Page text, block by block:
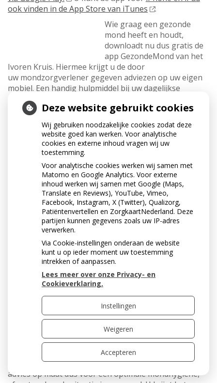
ook vinden in de App Store van iTunes
.
Wie graag een gezonde
mond heeft en houdt,
downloadt nu dus gratis de
app GezondeMond van het
Ivoren Kruis. Hiermee krijgt u de door
uw mondzorgverlener gegeven adviezen op uw eigen
mobiel. Een handig hulpmiddel bij uw dagelijkse
mondhygiëne.
Praktische instructies en adviezen
De applicatie toont praktische instructies voor
elektrisch en handmatig tandenpoetsen, het reinigen
tussen de tanden en kiezen en het gebruik van
mondspoelmiddelen. Bovendien geeft de app de juiste
voedingsadviezen om de mond gezond te houden. Een
handige poetstimer helpt u twee minuten en dus lang
genoeg te poetsen.
De applicatie toont praktische instructies voor
elektrisch en handmatig tandenpoetsen, het reinigen
tussen de tanden en kiezen en het gebruik van
mondspoelmiddelen. Bovendien geeft de app de juiste
voedingsadviezen om de mond gezond te houden. Een
handige poetstimer helpt u twee minuten en dus lang
genoeg te poetsen.
App GezondeMond gratis voor iedereen
Iedereen kan de app gratis downloaden via Google Play
en de App Store. Geïnteresseerden zoeken naar
GezondeMond. Wie zijn tandarts of mondhygiënist
heeft bezocht, krijgt een persoonlijke adviescode mee
met de methoden die het meest geschikt zijn uw mond
en gebit gezond te houden of gezond te maken. Een
advies op maat dus voor een optimale mondhygiëne,
Deze website gebruikt cookies
Wij gebruiken noodzakelijke cookies zodat deze
website goed kan werken. Voor analytische
cookies en externe inhoud vragen wij uw
toestemming.
Voor analytische cookies werken wij samen met
Matomo en Google Analytics. Voor externe
inhoud werken wij samen met Google (Maps,
Translate en Reviews), YouTube, Vimeo,
Facebook, Instagram, X (Twitter), Qualizorg,
Patiëntenvertellen en ZorgkaartNederland. Deze
partijen kunnen gegevens zoals uw IP-adres
verwerken.
Via Cookie-instellingen onderaan de website
kunt u op ieder moment uw toestemming
intrekken of aanpassen.
Lees meer over onze Privacy- en
Cookieverklaring.
Instellingen
Weigeren
Accepteren